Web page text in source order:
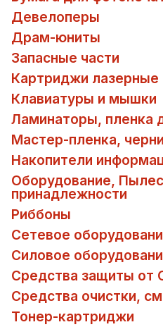
Девелоперы
Драм-юниты
Запасные части
Картриджи лазерные
Клавиатуры и мышки
Ламинаторы, пленка
Мастер-пленка,
Накопители
Оборудование,
принадлежности
Риббоны
Сетевое
Силовое
Средства защиты от
Средства очистки,
Тонер-картриджи